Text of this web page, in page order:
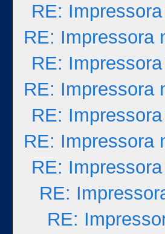
RE:
RE: Impressora
RE:
RE: Impressora
RE:
RE: Impressora
RE:
RE:
RE: